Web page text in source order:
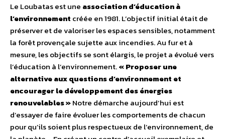
Le Loubatas est une association d’éducation à
l’environnement créée en 1981. L’objectif initial était de
préserver et de valoriser les espaces sensibles, notamment
la forêt provençale sujette aux incendies. Au fur et à
mesure, les objectifs se sont élargis, le projet a évolué vers
l’éducation à l’environnement.« Proposer une
alternative aux questions d’environnement et
encourager le développement des énergies
renouvelables »Notre démarche aujourd’hui est
d’essayer de faire évoluer les comportements de chacun
pour qu’ils soient plus respectueux de l’environnement, de